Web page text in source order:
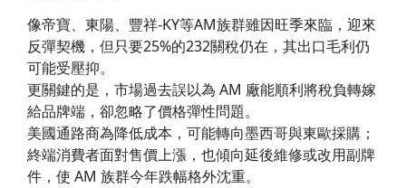
像帝寶、東陽、豐祥-KY等AM族群雖因旺季來臨，迎來
反彈契機，但只要25%的232關稅仍在，其出口毛利仍
可能受壓抑。
更關鍵的是，市場過去誤以為 AM 廠能順利將稅負轉嫁
給品牌端，卻忽略了價格彈性問題。
美國通路商為降低成本，可能轉向墨西哥與東歐採購；
終端消費者面對售價上漲，也傾向延後維修或改用副牌
件，使 AM 族群今年跌幅格外沈重。